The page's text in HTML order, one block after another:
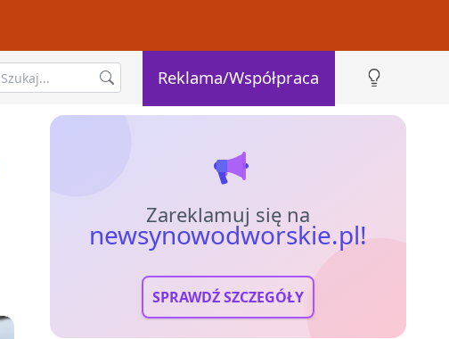
Reklama/Współpraca
Zareklamuj się na
newsynowodworskie.pl!
SPRAWDŹ SZCZEGÓŁY